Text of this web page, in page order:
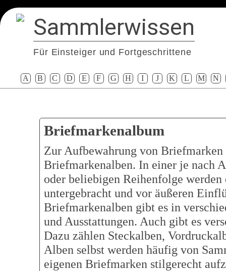
Sammlerwissen
Für Einsteiger und Fortgeschrittene
A B C D E F G H I J K L M N
Briefmarkenalbum
Zur Aufbewahrung von Briefmarken
Briefmarkenalben. In einer je nach
oder beliebigen Reihenfolge
untergebracht und vor äußeren
Briefmarkenalben gibt es in
und Ausstattungen. Auch gibt es
Dazu zählen Steckalben,
Alben selbst werden häufig von
eigenen Briefmarken stilgerecht